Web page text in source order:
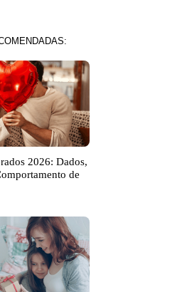
2026: Dados,
de